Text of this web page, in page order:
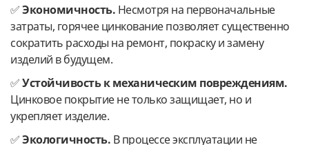
✅Экономичность. Несмотря на первоначальные
затраты, горячее цинкование позволяет существенно
сократить расходы на ремонт, покраску и замену
изделий в будущем.
✅Устойчивость к механическим повреждениям.
Цинковое покрытие не только защищает, но и
укрепляет изделие.
✅Экологичность. В процессе эксплуатации не